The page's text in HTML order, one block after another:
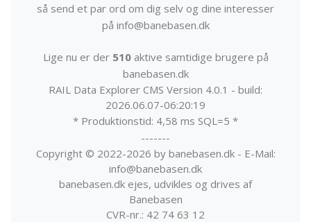
så send et par ord om dig selv og dine interesser
på info@banebasen.dk
Lige nu er der 510aktive samtidige brugere på
banebasen.dk
RAIL Data Explorer CMS Version 4.0.1 - build:
2026.06.07-06:20:19
* Produktionstid: 4,58 ms SQL=5 *
-------
Copyright © 2022-2026 by banebasen.dk - E-Mail:
info@banebasen.dk
banebasen.dk ejes, udvikles og drives af
Banebasen
CVR-nr.: 42 74 63 12